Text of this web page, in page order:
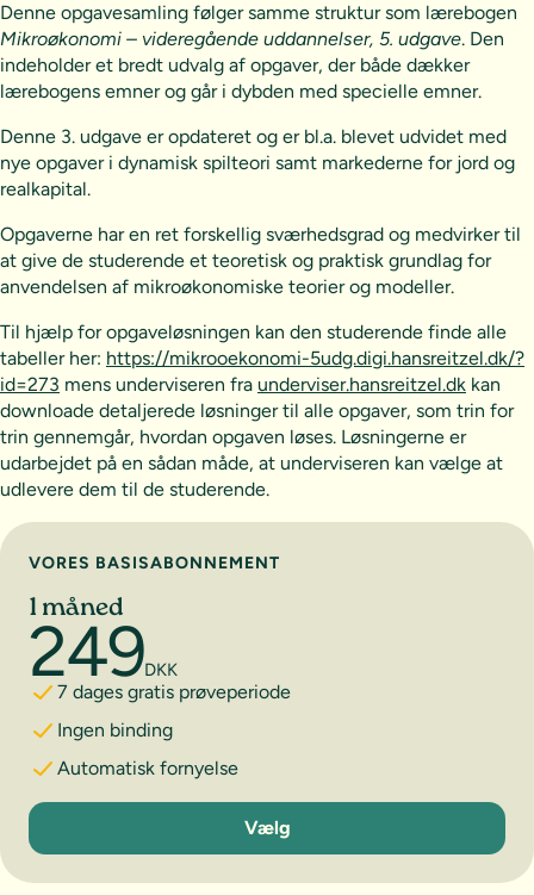
Denne opgavesamling følger samme struktur som lærebogen
Mikroøkonomi – videregående uddannelser, 5. udgave. Den
indeholder et bredt udvalg af opgaver, der både dækker
lærebogens emner og går i dybden med specielle emner.
Denne 3. udgave er opdateret og er bl.a. blevet udvidet med
nye opgaver i dynamisk spilteori samt markederne for jord og
realkapital.
Opgaverne har en ret forskellig sværhedsgrad og medvirker til
at give de studerende et teoretisk og praktisk grundlag for
anvendelsen af mikroøkonomiske teorier og modeller.
Til hjælp for opgaveløsningen kan den studerende finde alle
tabeller her: https://mikrooekonomi-5udg.digi.hansreitzel.dk/?
id=273 mens underviseren fra underviser.hansreitzel.dk kan
downloade detaljerede løsninger til alle opgaver, som trin for
trin gennemgår, hvordan opgaven løses. Løsningerne er
udarbejdet på en sådan måde, at underviseren kan vælge at
udlevere dem til de studerende.
Vælg abonnement
VORES BASISABONNEMENT
1 måned
249DKK
7 dages gratis prøveperiode
Ingen binding
Automatisk fornyelse
1 måned
Vælg